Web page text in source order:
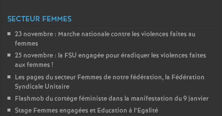
SECTEUR FEMMES
23 novembre : Marche nationale contre les violences faites au
femmes
25 novembre : la FSU engagée pour éradiquer les violences faites
aux femmes !
Les pages du secteur Femmes de notre fédération, la Fédération
Syndicale Unitaire
Flashmob du cortège féministe dans la manifestation du 9 janvier
Stage Femmes engagées et Education à l’Egalité